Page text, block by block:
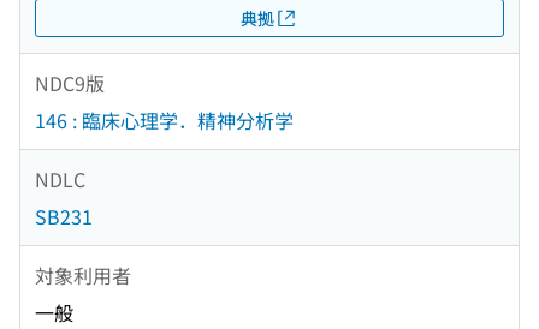
典拠
NDC9版
146 : 臨床心理学．精神分析学
NDLC
SB231
対象利用者
一般